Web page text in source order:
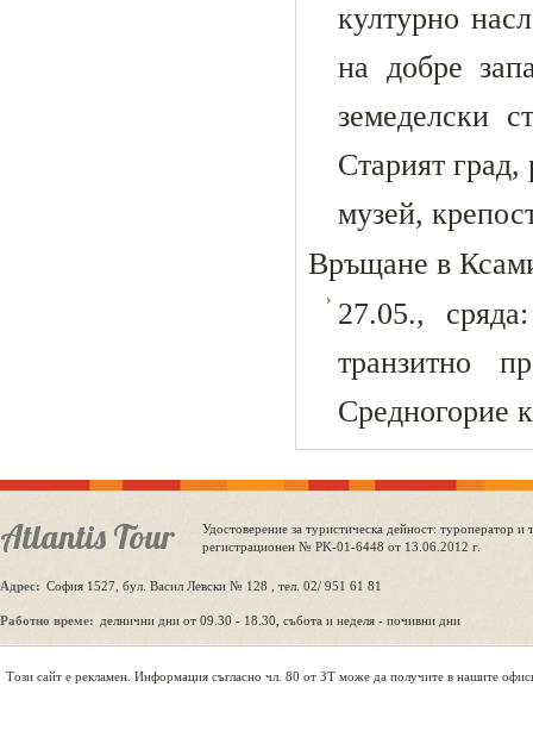
културно
на добре
земеделски
Старият
музей,
Връщане в
27.05.,
транзитно
Средногорие
Atlantis Tour
Удостоверение за туристическа дейност: туроператор и
регистрационен № PK-01-6448 от 13.06.2012 г.
Адрес: София 1527, бул. Васил Левски № 128 , тел. 02/ 951 61 81
Работно време: делнични дни от 09.30 - 18.30, събота и неделя - почивни дни
Tози сайт е рекламен. Информация съгласно чл. 80 от ЗТ може да получите в нашите